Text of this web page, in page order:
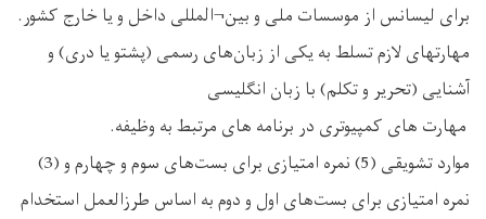
برای لیسانس از موسسات ملی و بین¬المللی داخل و یا خارج کشور.
مهارتهای لازم تسلط به یکی از زبان‌های رسمی (پشتو یا دری) و
آشنایی (تحریر و تکلم) با زبان انگلیسی
مهارت های کمپیوتری در برنامه های مرتبط به وظیفه.
موارد تشویقی (5) نمره امتیازی برای بست‌های سوم و چهارم و (3)
نمره امتیازی برای بست‌های اول و دوم به اساس طرزالعمل استخدام